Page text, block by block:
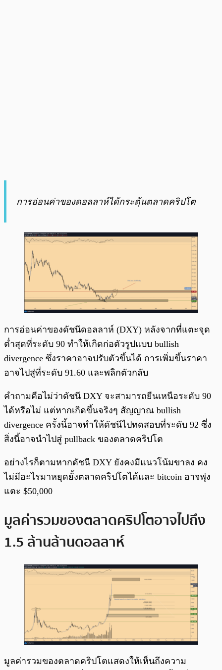
การอ่อนค่าของดอลลาห์ได้กระตุ้นตลาดคริปโต
การอ่อนค่าของดัชนีดอลลาห์ (DXY) หลังจากที่แตะจุด
ต่ำสุดที่ระดับ 90 ทำให้เกิดก่อตัวรูปแบบ bullish
divergence ซึ่งราคาอาจปรับตัวขึ้นได้ การเพิ่มขึ้นราคา
อาจไปสู่ที่ระดับ 91.60 และพลิกตัวกลับ
คำถามคือไม่ว่าดัชนี DXY จะสามารถยืนเหนือระดับ 90
ได้หรือไม่ แต่หากเกิดขึ้นจริงๆ สัญญาณ bullish
divergence ครั้งนี้อาจทำให้ดัชนีไปทดสอบที่ระดับ 92 ซึ่ง
สิ่งนี้อาจนำไปสู่ pullback ของตลาดคริปโต
อย่างไรก็ตามหากดัชนี DXY ยังคงมีแนวโน้มขาลง คง
ไม่มีอะไรมาหยุดยั้งตลาดคริปโตได้และ bitcoin อาจพุ่ง
แตะ $50,000
มูลค่ารวมของตลาดคริปโตอาจไปถึง
1.5 ล้านล้านดอลลาห์
มูลค่ารวมของตลาดคริปโตแสดงให้เห็นถึงความ